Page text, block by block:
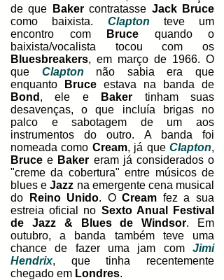
de que
Bakercontratasse Jack Bruce
como baixista. Clapton teve um
encontro com
Bruce quando o
baixista/vocalista tocou com os
Bluesbreakers, em março de 1966. O
que Clapton não sabia era que
enquanto
Bruce estava na banda de
Bond , ele e Baker tinham suas
desavenças, o que incluía brigas no
palco e sabotagem de um aos
instrumentos do outro. A banda foi
nomeada como Cream, já queClapton,
Bruce e Baker eram já considerados o
"creme da cobertura" entre músicos de
blues eJazz na emergente cena musical
do
Reino Unido. OCream fez a sua
estreia oficial no Sexto Anual Festival
de Jazz & Blues de Windsor. Em
outubro, a banda também teve uma
chance de fazer uma jam com Jimi
Hendrix, que tinha recentemente
chegado em Londres.